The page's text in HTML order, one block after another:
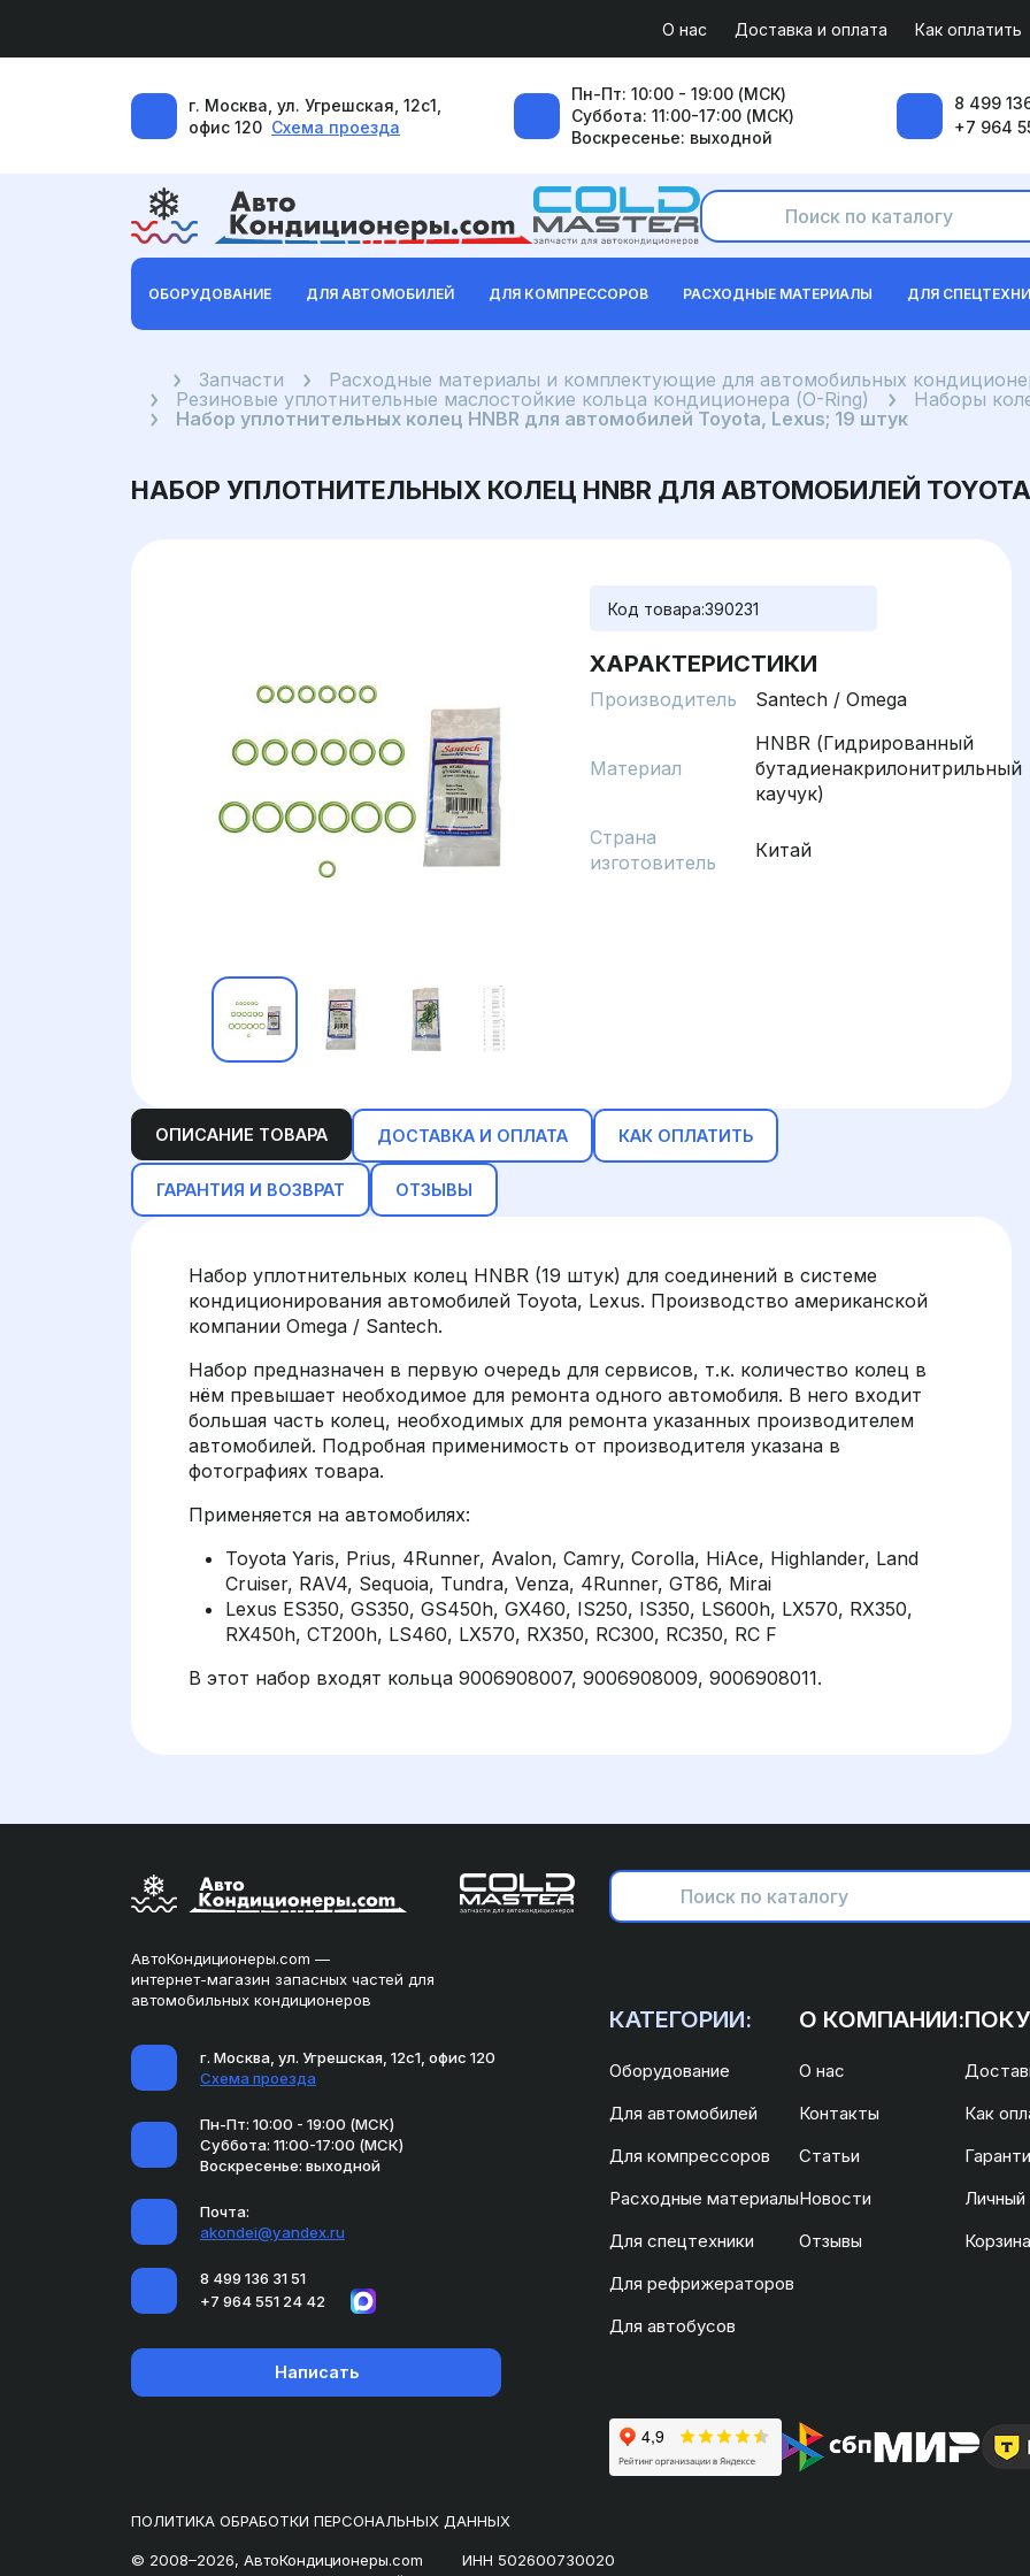
О нас Доставка и оплата Как оплатить
г. Москва, ул. Угрешская, 12с1,
офис 120 Схема проезда
Пн-Пт: 10:00 - 19:00 (МСК)
Суббота: 11:00-17:00 (МСК)
Воскресенье: выходной
8 499
+7 964
ОБОРУДОВАНИЕ ДЛЯ АВТОМОБИЛЕЙ ДЛЯ КОМПРЕССОРОВ РАСХОДНЫЕ МАТЕРИАЛЫ ДЛЯ
ГлавнаяЗапчасти
Расходные материалы и комплектующие для автомобильных
Резиновые уплотнительные маслостойкие кольца кондиционера (O-Ring)
Наборы
Набор уплотнительных колец HNBR для автомобилей Toyota, Lexus; 19 штук
НАБОР УПЛОТНИТЕЛЬНЫХ КОЛЕЦ HNBR ДЛЯ АВТОМОБИЛЕЙ
Код товара:390231
ХАРАКТЕРИСТИКИ
Производитель Santech / Omega
Материал
HNBR (Гидрированный
бутадиенакрилонитрильный
каучук)
Страна
изготовитель
Китай
ОПИСАНИЕ ТОВАРА ДОСТАВКА И ОПЛАТА КАК ОПЛАТИТЬ
ГАРАНТИЯ И ВОЗВРАТ ОТЗЫВЫ
Набор уплотнительных колец HNBR (19 штук) для соединений в системе
кондиционирования автомобилей Toyota, Lexus. Производство американской
компании Omega / Santech.
Набор предназначен в первую очередь для сервисов, т.к. количество колец в
нём превышает необходимое для ремонта одного автомобиля. В него входит
большая часть колец, необходимых для ремонта указанных производителем
автомобилей. Подробная применимость от производителя указана в
фотографиях товара.
Применяется на автомобилях:
Toyota Yaris, Prius, 4Runner, Avalon, Camry, Corolla, HiAce, Highlander, Land
Cruiser, RAV4, Sequoia, Tundra, Venza, 4Runner, GT86, Mirai
Lexus ES350, GS350, GS450h, GX460, IS250, IS350, LS600h, LX570, RX350,
RX450h, CT200h, LS460, LX570, RX350, RC300, RC350, RC F
В этот набор входят кольца 9006908007, 9006908009, 9006908011.
АвтоКондиционеры.com —
интернет-магазин запасных частей для
автомобильных кондиционеров
г. Москва, ул. Угрешская, 12с1, офис 120
Схема проезда
Пн-Пт: 10:00 - 19:00 (МСК)
Суббота: 11:00-17:00 (МСК)
Воскресенье: выходной
Почта:
akondei@yandex.ru
8 499 136 31 51
+7 964 551 24 42
Написать
КАТЕГОРИИ:
Оборудование
Для автомобилей
Для компрессоров
Расходные материалы
Для спецтехники
Для рефрижераторов
Для автобусов
О КОМПАНИИ:
О нас
Контакты
Статьи
Новости
Отзывы
Как
Личный
Корзина
ПОЛИТИКА ОБРАБОТКИ ПЕРСОНАЛЬНЫХ ДАННЫХ
© 2008–2026, АвтоКондиционеры.com
ИНН 502600730020